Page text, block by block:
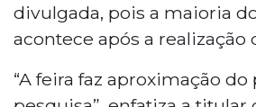
divulgada, pois a maioria
acontece após a realização
“A feira faz aproximação